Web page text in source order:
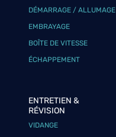
DÉMARRAGE / ALLUMAGE
EMBRAYAGE
BOÎTE DE VITESSE
ÉCHAPPEMENT
ENTRETIEN &
RÉVISION
VIDANGE